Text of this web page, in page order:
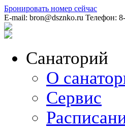
Бронировать номер сейчас
E-mail: bron@dsznko.ru Телефон:
Санаторий
О
Сервис